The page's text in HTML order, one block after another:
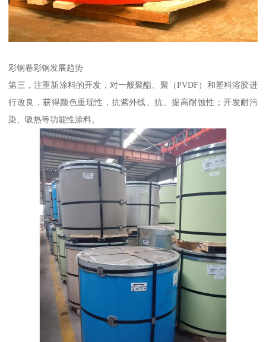
彩钢卷彩钢发展趋势
第三，注重新涂料的开发，对一般聚酯、聚（PVDF）和塑料溶胶进
行改良，获得颜色重现性，抗紫外线、抗、提高耐蚀性；开发耐污
染、吸热等功能性涂料。